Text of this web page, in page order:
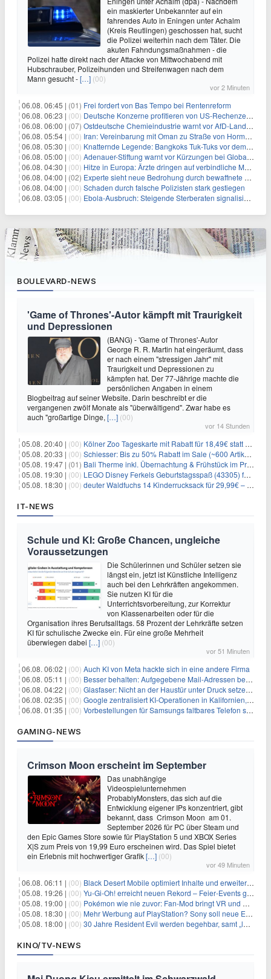
ein maskierter Unbekannter auf ein
fahrendes Auto in Eningen unter Achalm
(Kreis Reutlingen) geschossen hat, sucht
die Polizei weiterhin nach dem Täter. Die
akuten Fahndungsmaßnahmen - die
Polizei hatte direkt nach der Attacke von Mittwochabend mit
Hubschrauber, Polizeihunden und Streifenwagen nach dem
Mann gesucht -[…] (00)
vor 2 Minuten
06.08. 06:45 | (01) Frei fordert von Bas Tempo bei Rentenreform
06.08. 06:23 | (00) Deutsche Konzerne profitieren von US-Rechenzentrums-Boom
06.08. 06:00 | (07) Ostdeutsche Chemieindustrie warnt vor AfD-Landesregierung
06.08. 05:54 | (00) Iran: Vereinbarung mit Oman zu Straße von Hormus fast fertig
06.08. 05:30 | (00) Knatternde Legende: Bangkoks Tuk-Tuks vor dem Aus?
06.08. 05:00 | (00) Adenauer-Stiftung warnt vor Kürzungen bei Globaler Gesundheit
06.08. 04:30 | (00) Hitze in Europa: Ärzte dringen auf verbindliche Maßnahmen
06.08. 04:00 | (02) Experte sieht neue Bedrohung durch bewaffnete Drohnen
06.08. 04:00 | (00) Schaden durch falsche Polizisten stark gestiegen
06.08. 03:05 | (00) Ebola-Ausbruch: Steigende Sterberaten signalisieren dringenden Bedarf an verbesserter Gesundheitsinfrastruktur
BOULEVARD-NEWS
'Game of Thrones'-Autor kämpft mit Traurigkeit
und Depressionen
(BANG) - 'Game of Thrones'-Autor
George R. R. Martin hat eingeräumt, dass
er nach einem "stressigen Jahr" mit
Traurigkeit und Depressionen zu
kämpfen hat. Der 77-Jährige machte die
persönlichen Angaben in einem
Blogbeitrag auf seiner Website. Darin beschreibt er die
vergangenen zwölf Monate als "überwältigend". Zwar habe es
auch "großartige Dinge, […] (00)
vor 14 Stunden
05.08. 20:40 | (00) Kölner Zoo Tageskarte mit Rabatt für 18,49€ statt 29,50€ – einlösbar bis Dezember
05.08. 20:33 | (00) Schiesser: Bis zu 50% Rabatt im Sale (~600 Artikel zur Auswahl)
05.08. 19:47 | (01) Bali Therme inkl. Übernachtung & Frühstück im Premium Hotel (Bad Oeynhausen) ab 89€ p.P.
05.08. 19:30 | (00) LEGO Disney Ferkels Geburtstagsspaß (43305) für 29,10€
05.08. 18:30 | (00) deuter Waldfuchs 14 Kinderrucksack für 29,99€ – Amber-maple
IT-NEWS
Schule und KI: Große Chancen, ungleiche
Voraussetzungen
Die Schülerinnen und Schüler setzen sie
längst ein, jetzt ist Künstliche Intelligenz
auch bei den Lehrkräften angekommen.
Sie nutzen KI für die
Unterrichtsvorbereitung, zur Korrektur
von Klassenarbeiten oder für die
Organisation ihres Berufsalltags. 58 Prozent der Lehrkräfte setzen
KI für schulische Zwecke ein. Für eine große Mehrheit
überwiegen dabei […] (00)
vor 51 Minuten
06.08. 06:02 | (00) Auch KI von Meta hackte sich in eine andere Firma
06.08. 05:11 | (00) Besser behalten: Aufgegebene Mail-Adressen bergen Gefahren
06.08. 04:22 | (00) Glasfaser: Nicht an der Haustür unter Druck setzen lassen
06.08. 02:35 | (00) Google zentralisiert KI-Operationen in Kalifornien, um Rivale Anthropic und OpenAI zu überholen
06.08. 01:35 | (00) Vorbestellungen für Samsungs faltbares Telefon steigen um 30 % in einem wettbewerbsintensiven Markt
GAMING-NEWS
Crimson Moon erscheint im September
Das unabhängige
Videospielunternehmen
ProbablyMonsters, das sich auf die
Entwicklung eigener IPs konzentriert, gibt
bekannt, dass Crimson Moon am 01.
September 2026 für PC über Steam und
den Epic Games Store sowie für PlayStation 5 und XBOX Series
X|S zum Preis von 19,99 Euro erscheinen wird. Das Spiel bietet
ein Erlebnis mit hochwertiger Grafik[…] (00)
vor 49 Minuten
06.08. 06:11 | (00) Black Desert Mobile optimiert Inhalte und erweitert Treasure Access
05.08. 19:26 | (00) Yu‑Gi‑Oh! erreicht neuen Rekord – Feier‑Events gestartet
05.08. 19:00 | (00) Pokémon wie nie zuvor: Fan-Mod bringt VR und Ego-Perspektive nach Kanto
05.08. 18:30 | (00) Mehr Werbung auf PlayStation? Sony soll neue Einnahmequellen prüfen
05.08. 18:00 | (00) 30 Jahre Resident Evil werden begehbar, samt „lebensgroßem Leon“
KINO/TV-NEWS